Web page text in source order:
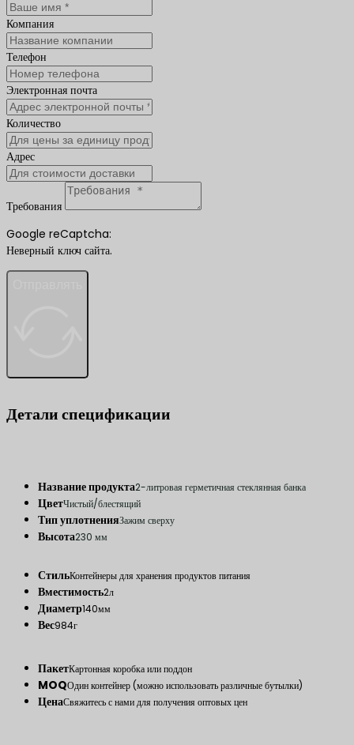
Компания
Телефон
Электронная почта
Количество
Адрес
Требования
Google reCaptcha:
Неверный ключ сайта.
Детали спецификации
Название продукта2-литровая герметичная стеклянная банка
ЦветЧистый/блестящий
Тип уплотненияЗажим сверху
Высота230 мм
СтильКонтейнеры для хранения продуктов питания
Вместимость2л
Диаметр140мм
Вес984г
ПакетКартонная коробка или поддон
MOQОдин контейнер (можно использовать различные бутылки)
ЦенаСвяжитесь с нами для получения оптовых цен